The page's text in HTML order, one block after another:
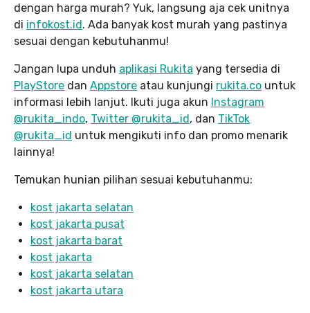
dengan harga murah? Yuk, langsung aja cek unitnya
di infokost.id. Ada banyak kost murah yang pastinya
sesuai dengan kebutuhanmu!
Jangan lupa unduh aplikasi Rukita yang tersedia di
PlayStore dan Appstore atau kunjungi rukita.co untuk
informasi lebih lanjut. Ikuti juga akun Instagram
@rukita_indo, Twitter @rukita_id, dan TikTok
@rukita_id untuk mengikuti info dan promo menarik
lainnya!
Temukan hunian pilihan sesuai kebutuhanmu:
kost jakarta selatan
kost jakarta pusat
kost jakarta barat
kost jakarta
kost jakarta selatan
kost jakarta utara